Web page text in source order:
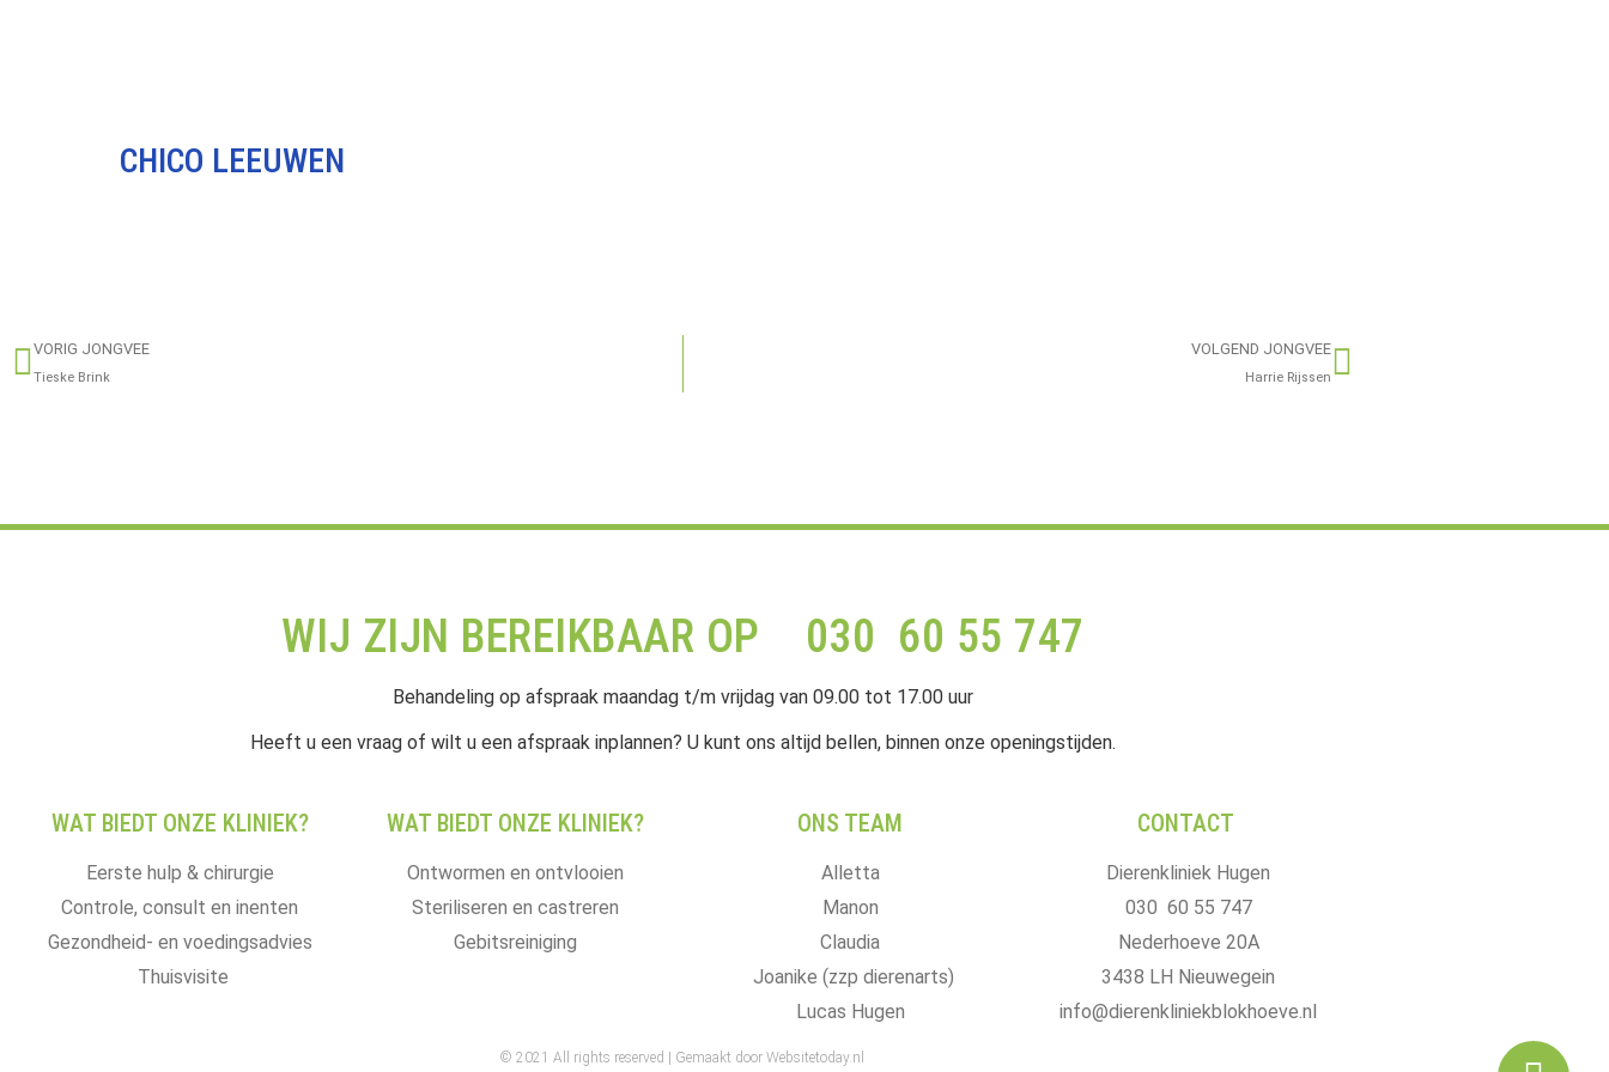
CHICO LEEUWEN
VORIG JONGVEE
Tieske Brink
VOLGEND JONGVEE
Harrie Rijssen
WIJ ZIJN BEREIKBAAR OP 030 60 55 747
Behandeling op afspraak maandag t/m vrijdag van 09.00 tot 17.00 uur
Heeft u een vraag of wilt u een afspraak inplannen? U kunt ons altijd bellen, binnen onze openingstijden.
WAT BIEDT ONZE KLINIEK?
Eerste hulp & chirurgie
Controle, consult en inenten
Gezondheid- en voedingsadvies
Thuisvisite
WAT BIEDT ONZE KLINIEK?
Ontwormen en ontvlooien
Steriliseren en castreren
Gebitsreiniging
ONS TEAM
Alletta
Manon
Claudia
Joanike (zzp dierenarts)
Lucas Hugen
CONTACT
Dierenkliniek Hugen
030 60 55 747
Nederhoeve 20A
3438 LH Nieuwegein
info@dierenkliniekblokhoeve.nl
© 2021 All rights reserved | Gemaakt door Websitetoday.nl